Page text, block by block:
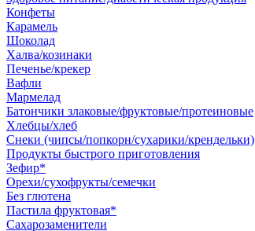
Конфеты
Карамель
Шоколад
Халва/козинаки
Печенье/крекер
Вафли
Мармелад
Батончики злаковые/фруктовые/протеиновые
Хлебцы/хлеб
Снеки (чипсы/попкорн/сухарики/крендельки)
Продукты быстрого приготовления
Зефир*
Орехи/сухофрукты/семечки
Без глютена
Пастила фруктовая*
Сахарозаменители